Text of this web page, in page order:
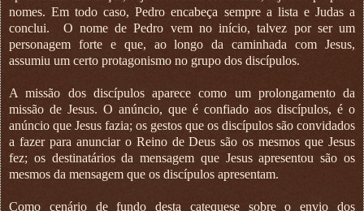
nomes. Em todo caso, Pedro encabeça sempre a lista e Judas a
conclui.
O nome de Pedro vem no início, talvez por ser um
personagem forte e que, ao longo da caminhada com Jesus,
assumiu um certo protagonismo no grupo dos discípulos.
A missão dos discípulos aparece como um prolongamento da
missão de Jesus. O anúncio, que é confiado aos discípulos, é o
anúncio que Jesus fazia; os gestos que os discípulos são convidados
a fazer para anunciar o Reino de Deus são os mesmos que Jesus
fez; os destinatários da mensagem que Jesus apresentou são os
mesmos da mensagem que os discípulos apresentam.
Como cenário de fundo desta catequese sobre o envio dos